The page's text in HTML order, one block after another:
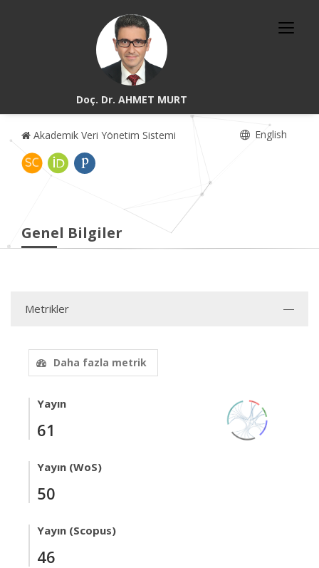
Doç. Dr. AHMET MURT
Akademik Veri Yönetim Sistemi English
Genel Bilgiler
Metrikler
Daha fazla metrik
Yayın
61
Yayın (WoS)
50
Yayın (Scopus)
46